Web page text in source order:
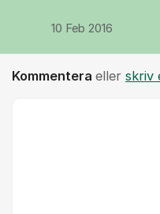
10 Feb 2016
Kommentera eller skriv